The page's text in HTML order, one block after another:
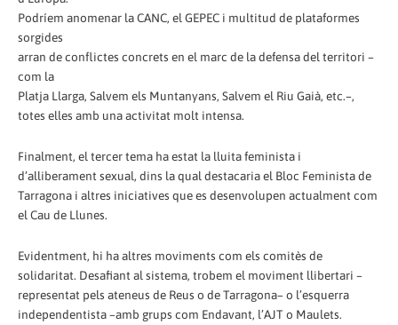
Podríem anomenar la CANC, el GEPEC i multitud de plataformes
sorgides
arran de conflictes concrets en el marc de la defensa del territori –
com la
Platja Llarga, Salvem els Muntanyans, Salvem el Riu Gaià, etc.–,
totes elles amb una activitat molt intensa.
Finalment, el tercer tema ha estat la lluita feminista i
d’alliberament sexual, dins la qual destacaria el Bloc Feminista de
Tarragona i altres iniciatives que es desenvolupen actualment com
el Cau de Llunes.
Evidentment, hi ha altres moviments com els comitès de
solidaritat. Desafiant al sistema, trobem el moviment llibertari –
representat pels ateneus de Reus o de Tarragona– o l’esquerra
independentista –amb grups com Endavant, l’AJT o Maulets.